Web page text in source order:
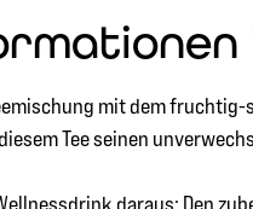
mit dem
Tee seinen
daraus: Den